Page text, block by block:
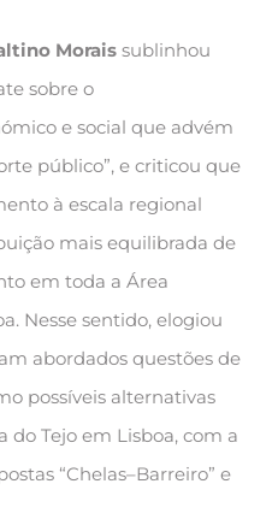
Moraissublinhou
sobre o
e social que advém
público”, e criticou que
à escala regional
mais equilibrada de
em toda a Área
Nesse sentido, elogiou
abordados questões de
possíveis alternativas
do Tejo em Lisboa, com a
“Chelas–Barreiro” e